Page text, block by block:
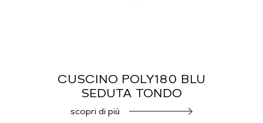
CUSCINO POLY180 BLU
SEDUTA TONDO
scopri di più